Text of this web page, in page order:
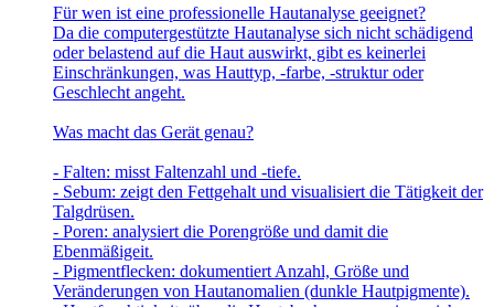
Für wen ist eine professionelle Hautanalyse geeignet?
Da die computergestützte Hautanalyse sich nicht schädigend
oder belastend auf die Haut auswirkt, gibt es keinerlei
Einschränkungen, was Hauttyp, -farbe, -struktur oder
Geschlecht angeht.
Was macht das Gerät genau?
- Falten: misst Faltenzahl und -tiefe.
- Sebum: zeigt den Fettgehalt und visualisiert die Tätigkeit der
Talgdrüsen.
- Poren: analysiert die Porengröße und damit die
Ebenmäßigeit.
- Pigmentflecken: dokumentiert Anzahl, Größe und
Veränderungen von Hautanomalien (dunkle Hautpigmente).